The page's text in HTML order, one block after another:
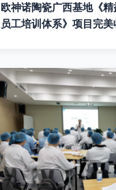
欧神诺陶瓷广西基地《
员工培训体系》项目完美